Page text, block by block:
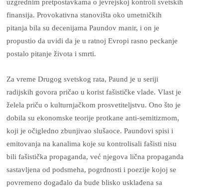
uzgrednim pretpostavkama o jevrejskoj kontroli svetskih
finansija. Provokativna stanovišta oko umetničkih
pitanja bila su decenijama Paundov manir, i on je
propustio da uvidi da je u ratnoj Evropi rasno peckanje
postalo pitanje života i smrti.
Za vreme Drugog svetskog rata, Paund je u seriji
radijskih govora pričao u korist fašističke vlade. Vlast je
želela priču o kulturnjačkom prosvetiteljstvu. Ono što je
dobila su ekonomske teorije protkane anti-semitizmom,
koji je očigledno zbunjivao slušaoce. Paundovi spisi i
emitovanja na kanalima koje su kontrolisali fašisti nisu
bili fašistička propaganda, već njegova lična propaganda
sastavljena od podsmeha, pogrdnosti i poezije kojoj se
povremeno događalo da bude blisko usklađena sa